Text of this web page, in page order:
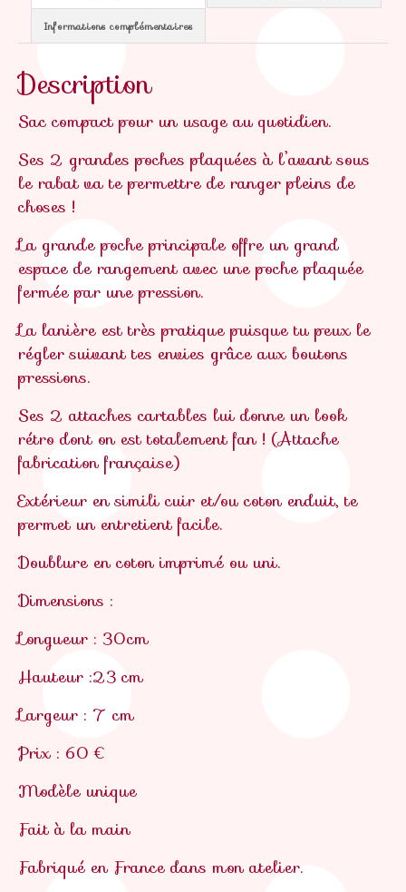
Informations complémentaires
Description
Sac compact pour un usage au quotidien.
Ses 2 grandes poches plaquées à l’avant sous
le rabat va te permettre de ranger pleins de
choses !
La grande poche principale offre un grand
espace de rangement avec une poche plaquée
fermée par une pression.
La lanière est très pratique puisque tu peux le
régler suivant tes envies grâce aux boutons
pressions.
Ses 2 attaches cartables lui donne un look
rétro dont on est totalement fan ! (Attache
fabrication française)
Extérieur en simili cuir et/ou coton enduit, te
permet un entretient facile.
Doublure en coton imprimé ou uni.
Dimensions :
Longueur : 30cm
Hauteur :23 cm
Largeur : 7 cm
Prix : 60 €
Modèle unique
Fait à la main
Fabriqué en France dans mon atelier.